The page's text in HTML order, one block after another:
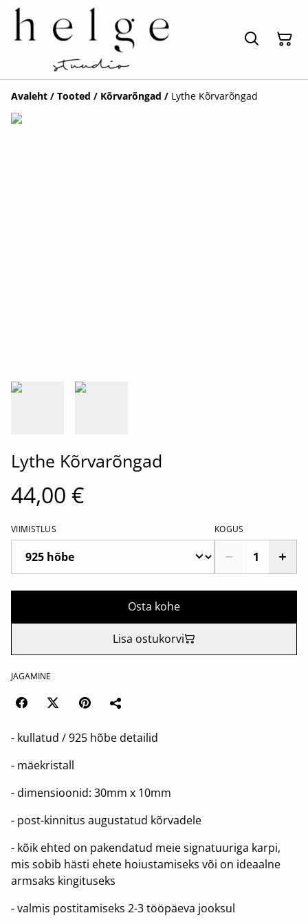
Avaleht / Tooted / Kõrvarõngad / Lythe Kõrvarõngad
Lythe Kõrvarõngad
44,00 €
VIIMISTLUS KOGUS
Osta kohe
Lisa ostukorvi
JAGAMINE
- kullatud / 925 hõbe detailid
- mäekristall
- dimensioonid: 30mm x 10mm
- post-kinnitus augustatud kõrvadele
- kõik ehted on pakendatud meie signatuuriga karpi,
mis sobib hästi ehete hoiustamiseks või on ideaalne
armsaks kingituseks
- valmis postitamiseks 2-3 tööpäeva jooksul